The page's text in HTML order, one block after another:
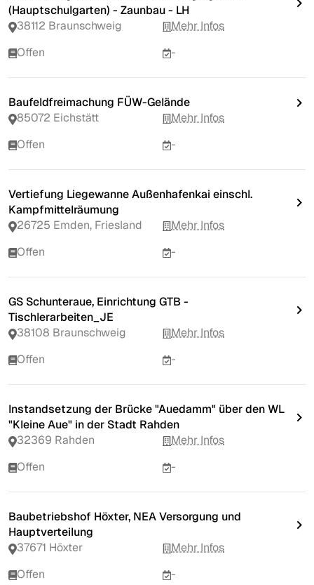
(Hauptschulgarten) - Zaunbau - LH
38112 Braunschweig
Mehr Infos
Offen
-
Baufeldfreimachung FÜW-Gelände
85072 Eichstätt
Mehr Infos
Offen
-
Vertiefung Liegewanne Außenhafenkai einschl.
Kampfmittelräumung
26725 Emden, Friesland
Mehr Infos
Offen
-
GS Schunteraue, Einrichtung GTB -
Tischlerarbeiten_JE
38108 Braunschweig
Mehr Infos
Offen
-
Instandsetzung der Brücke "Auedamm" über den WL
"Kleine Aue" in der Stadt Rahden
32369 Rahden
Mehr Infos
Offen
-
Baubetriebshof Höxter, NEA Versorgung und
Hauptverteilung
37671 Höxter
Mehr Infos
Offen
-